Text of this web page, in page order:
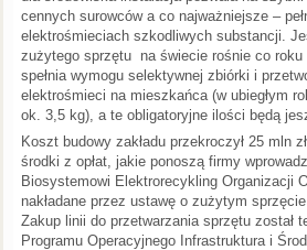
cennych surowców a co najważniejsze –
elektrośmieciach szkodliwych substancji.
zużytego sprzętu na świecie rośnie co roku
spełnia wymogu selektywnej zbiórki i
elektrośmieci na mieszkańca (w ubiegłym
ok. 3,5 kg), a te obligatoryjne ilości będą
Koszt budowy zakładu przekroczył 25 mln
środki z opłat, jakie ponoszą firmy
Biosystemowi Elektrorecykling Organizacji
nakładane przez ustawę o zużytym
Zakup linii do przetwarzania sprzętu został
Programu Operacyjnego Infrastruktura i